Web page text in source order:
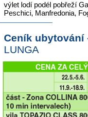
výlet lodí podél pobřeží
Peschici, Manfredonia,
Ceník
LUNGA